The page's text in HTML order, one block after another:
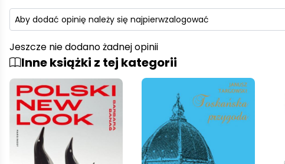
Aby dodać opinię należy się najpierwzalogować
Jeszcze nie dodano żadnej opinii
Inne książki z tej kategorii